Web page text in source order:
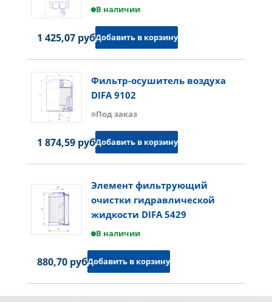
В наличии
1 425,07 руб.Добавить в корзину
Фильтр-осушитель воздуха
DIFA 9102
Под заказ
1 874,59 руб.Добавить в корзину
Элемент фильтрующий
очистки гидравлической
жидкости DIFA 5429
В наличии
880,70 руб.Добавить в корзину